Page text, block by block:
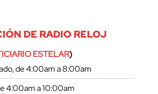
DE RADIO RELOJ
ESTELAR)
de 4:00am a 8:00am
4:00am a 10:00am